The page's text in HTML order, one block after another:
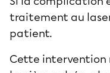
traitement au
patient.
Cette intervention